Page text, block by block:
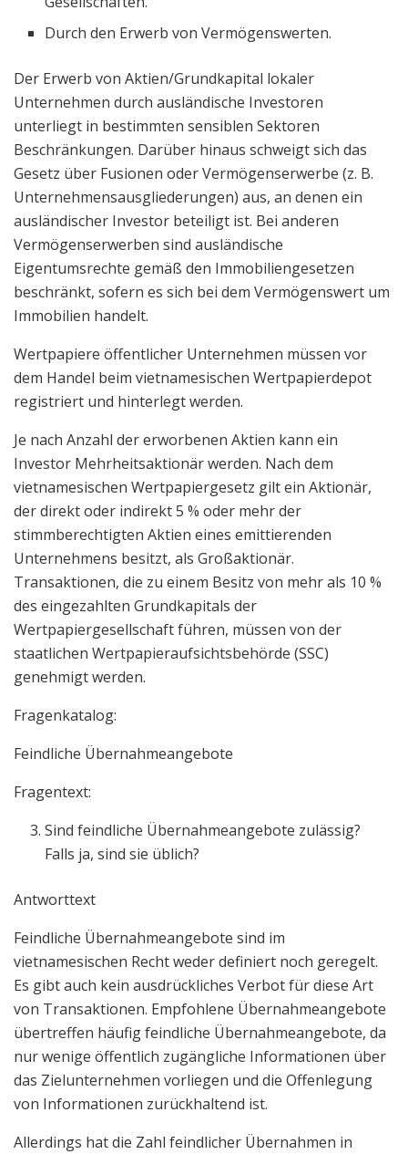
Durch den Erwerb von Vermögenswerten.
Der Erwerb von Aktien/Grundkapital lokaler
Unternehmen durch ausländische Investoren
unterliegt in bestimmten sensiblen Sektoren
Beschränkungen. Darüber hinaus schweigt sich das
Gesetz über Fusionen oder Vermögenserwerbe (z. B.
Unternehmensausgliederungen) aus, an denen ein
ausländischer Investor beteiligt ist. Bei anderen
Vermögenserwerben sind ausländische
Eigentumsrechte gemäß den Immobiliengesetzen
beschränkt, sofern es sich bei dem Vermögenswert um
Immobilien handelt.
Wertpapiere öffentlicher Unternehmen müssen vor
dem Handel beim vietnamesischen Wertpapierdepot
registriert und hinterlegt werden.
Je nach Anzahl der erworbenen Aktien kann ein
Investor Mehrheitsaktionär werden. Nach dem
vietnamesischen Wertpapiergesetz gilt ein Aktionär,
der direkt oder indirekt 5 % oder mehr der
stimmberechtigten Aktien eines emittierenden
Unternehmens besitzt, als Großaktionär.
Transaktionen, die zu einem Besitz von mehr als 10 %
des eingezahlten Grundkapitals der
Wertpapiergesellschaft führen, müssen von der
staatlichen Wertpapieraufsichtsbehörde (SSC)
genehmigt werden.
Fragenkatalog:
Feindliche Übernahmeangebote
Fragentext:
Sind feindliche Übernahmeangebote zulässig?
Falls ja, sind sie üblich?
Antworttext
Feindliche Übernahmeangebote sind im
vietnamesischen Recht weder definiert noch geregelt.
Es gibt auch kein ausdrückliches Verbot für diese Art
von Transaktionen. Empfohlene Übernahmeangebote
übertreffen häufig feindliche Übernahmeangebote, da
nur wenige öffentlich zugängliche Informationen über
das Zielunternehmen vorliegen und die Offenlegung
von Informationen zurückhaltend ist.
Allerdings hat die Zahl feindlicher Übernahmen in